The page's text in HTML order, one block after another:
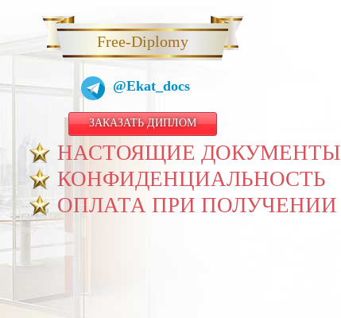
Free-Diplomy
@Ekat_docs
ЗАКАЗАТЬ ДИПЛОМ
НАСТОЯЩИЕ ДОКУМЕНТЫ
КОНФИДЕНЦИАЛЬНОСТЬ
ОПЛАТА ПРИ ПОЛУЧЕНИИ